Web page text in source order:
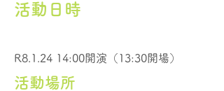
活動日時
R8.1.24 14:00開演（13:30開場）
活動場所